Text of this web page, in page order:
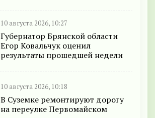
10 августа 2026, 10:27
Губернатор Брянской области
Егор Ковальчук оценил
результаты прошедшей недели
10 августа 2026, 10:18
В Суземке ремонтируют дорогу
на переулке Первомайском